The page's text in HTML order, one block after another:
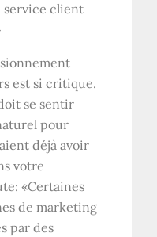
service client
est si critique.
se sentir
pour
déjà avoir
votre
«Certaines
de marketing
par des